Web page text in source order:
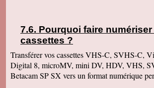
Pourquoi faire
cassettes ?
Transférer vos cassettes VHS-C, SVHS-C,
Digital 8, microMV, mini DV, HDV, VHS,
Betacam SP SX vers un format numérique